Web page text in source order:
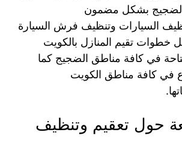
بشكل مضمون
السيارات وتنظيف فرش السيارة
خطوات تقيم المنازل بالكويت
في كافة مناطق الضجيج كما
في كافة مناطق الكويت
حول تعقيم وتنظيف